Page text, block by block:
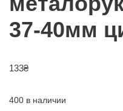
37-40мм
133₴
400 в наличии